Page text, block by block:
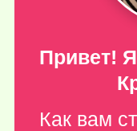
Привет!
Как вам